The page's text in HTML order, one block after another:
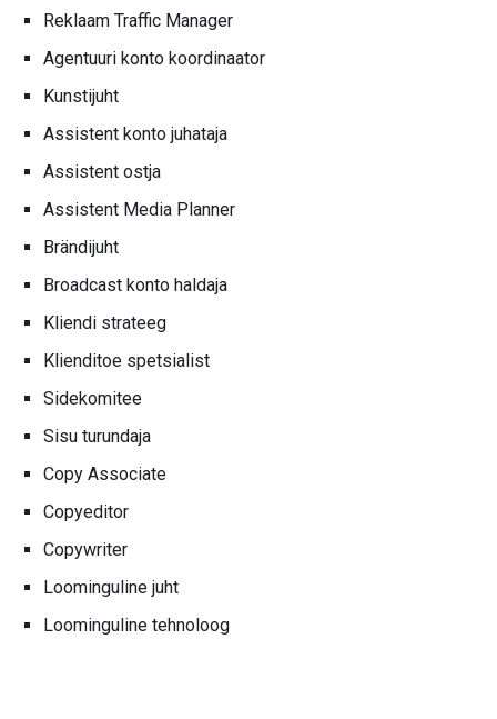
Reklaam Traffic Manager
Agentuuri konto koordinaator
Kunstijuht
Assistent konto juhataja
Assistent ostja
Assistent Media Planner
Brändijuht
Broadcast konto haldaja
Kliendi strateeg
Klienditoe spetsialist
Sidekomitee
Sisu turundaja
Copy Associate
Copyeditor
Copywriter
Loominguline juht
Loominguline tehnoloog